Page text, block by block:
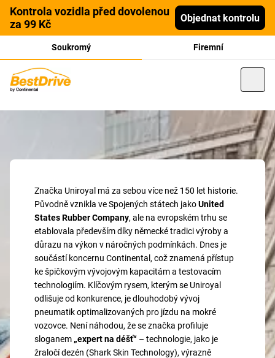
Kontrola vozidla před dovolenou
za 99 Kč
Objednat kontrolu
Soukromý Firemní
Značka Uniroyal má za sebou více než 150 let historie.
Původně vznikla ve Spojených státech jakoUnited
States Rubber Company, ale na evropském trhu se
etablovala především díky německé tradici výroby a
důrazu na výkon v náročných podmínkách. Dnes je
součástí koncernu Continental, což znamená přístup
ke špičkovým vývojovým kapacitám a testovacím
technologiím. Klíčovým rysem, kterým se Uniroyal
odlišuje od konkurence, je dlouhodobý vývoj
pneumatik optimalizovaných pro jízdu na mokré
vozovce. Není náhodou, že se značka profiluje
sloganem „expert na déšť“ – technologie, jako je
žraločí dezén (Shark Skin Technology), výrazně